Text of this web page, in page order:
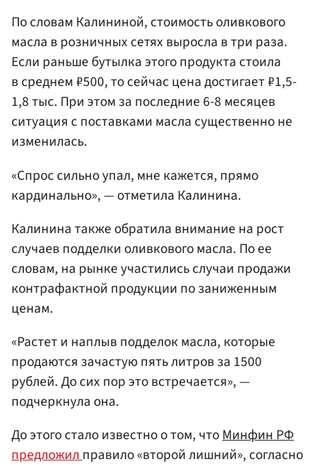
По словам Калининой, стоимость оливкового
масла в розничных сетях выросла в три раза.
Если раньше бутылка этого продукта стоила
в среднем ₽500, то сейчас цена достигает ₽1,5-
1,8 тыс. При этом за последние 6-8 месяцев
ситуация с поставками масла существенно не
изменилась.
«Спрос сильно упал, мне кажется, прямо
кардинально», — отметила Калинина.
Калинина также обратила внимание на рост
случаев подделки оливкового масла. По ее
словам, на рынке участились случаи продажи
контрафактной продукции по заниженным
ценам.
«Растет и наплыв подделок масла, которые
продаются зачастую пять литров за 1500
рублей. До сих пор это встречается», —
подчеркнула она.
До этого стало известно о том, чтоМинфин РФ
предложилправило «второй лишний», согласно